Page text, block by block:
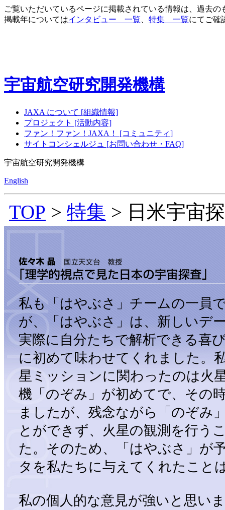
ご覧いただいているページに掲載されている情報は、過去
掲載年についてはインタビュー 一覧 特集 一覧にてご確
宇宙航空研究開発機構
JAXA について [組織情報]
プロジェクト [活動内容]
ファン！ファン！JAXA！ [コミュニティ]
サイトコンシェルジュ [お問い合わせ・FAQ]
宇宙航空研究開発機構
English
TOP > 特集 > 日米宇宙
私も「はやぶさ」チームの一員
が、「はやぶさ」は、新しいデ
実際に自分たちで解析できる喜
に初めて味わせてくれました。
星ミッションに関わったのは火
機「のぞみ」が初めてで、その
ましたが、残念ながら「のぞみ
とができず、火星の観測を行う
た。そのため、「はやぶさ」が
タを私たちに与えてくれたこと
私の個人的な意見が強いと思い